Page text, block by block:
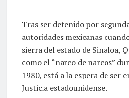
Tras ser detenido por
autoridades mexicanas
sierra del estado de Sinaloa,
como el “narco de narcos”
1980, está a la espera de ser
Justicia estadounidense.